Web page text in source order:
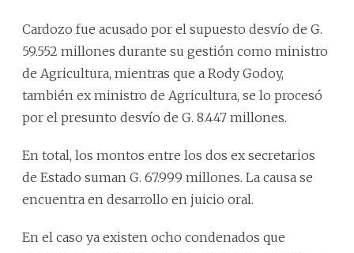
Cardozo fue acusado por el supuesto desvío de G.
59.552 millones durante su gestión como ministro
de Agricultura, mientras que a Rody Godoy,
también ex ministro de Agricultura, se lo procesó
por el presunto desvío de G. 8.447 millones.
En total, los montos entre los dos ex secretarios
de Estado suman G. 67.999 millones. La causa se
encuentra en desarrollo en juicio oral.
En el caso ya existen ocho condenados que